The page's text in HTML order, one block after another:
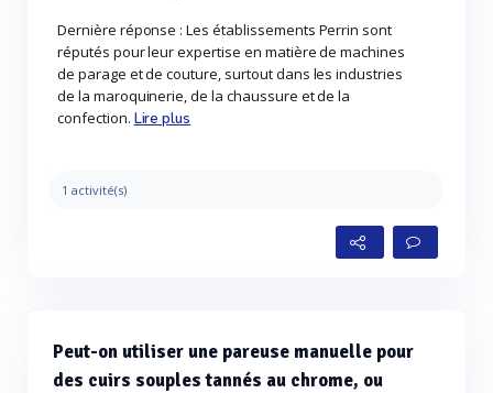
Dernière réponse : Les établissements Perrin sont
réputés pour leur expertise en matière de machines
de parage et de couture, surtout dans les industries
de la maroquinerie, de la chaussure et de la
confection. Lire plus
1 activité(s)
Peut-on utiliser une pareuse manuelle pour
des cuirs souples tannés au chrome, ou